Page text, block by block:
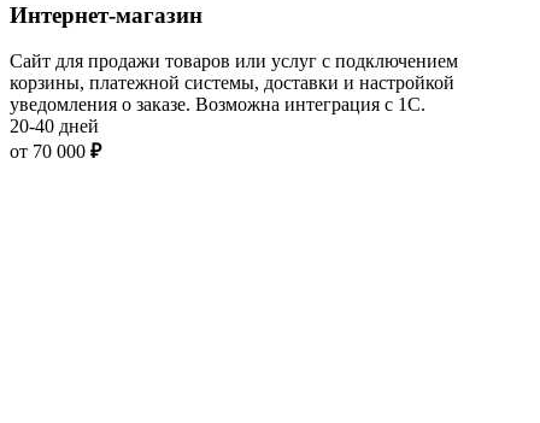
Интернет-магазин
Сайт для продажи товаров или услуг с подключением
корзины, платежной системы, доставки и настройкой
уведомления о заказе. Возможна интеграция с 1С.
20-40 дней
от 70 000 ₽